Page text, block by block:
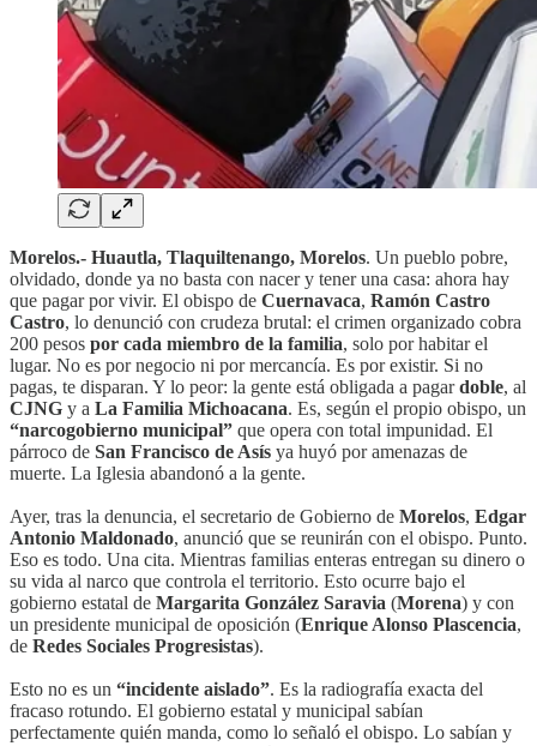
Morelos.- Huautla, Tlaquiltenango, Morelos. Un pueblo pobre,
olvidado, donde ya no basta con nacer y tener una casa: ahora hay
que pagar por vivir. El obispo de Cuernavaca, Ramón Castro
Castro, lo denunció con crudeza brutal: el crimen organizado cobra
200 pesos por cada miembro de la familia, solo por habitar el
lugar. No es por negocio ni por mercancía. Es por existir. Si no
pagas, te disparan. Y lo peor: la gente está obligada a pagardoble, al
CJNG y a La Familia Michoacana. Es, según el propio obispo, un
“narcogobierno municipal” que opera con total impunidad. El
párroco de San Francisco de Asís ya huyó por amenazas de
muerte. La Iglesia abandonó a la gente.
Ayer, tras la denuncia, el secretario de Gobierno de Morelos, Edgar
Antonio Maldonado, anunció que se reunirán con el obispo. Punto.
Eso es todo. Una cita. Mientras familias enteras entregan su dinero o
su vida al narco que controla el territorio. Esto ocurre bajo el
gobierno estatal de Margarita González Saravia (Morena) y con
un presidente municipal de oposición (Enrique Alonso Plascencia,
de Redes Sociales Progresistas).
Esto no es un “incidente aislado”. Es la radiografía exacta del
fracaso rotundo. El gobierno estatal y municipal sabían
perfectamente quién manda, como lo señaló el obispo. Lo sabían y